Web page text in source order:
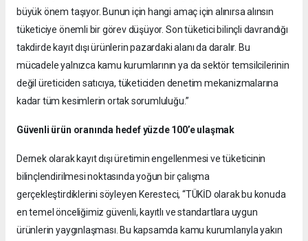
büyük önem taşıyor. Bunun için hangi amaç için alınırsa alınsın
tüketiciye önemli bir görev düşüyor. Son tüketici bilinçli davrandığı
takdirde kayıt dışı ürünlerin pazardaki alanı da daralır. Bu
mücadele yalnızca kamu kurumlarının ya da sektör temsilcilerinin
değil üreticiden satıcıya, tüketiciden denetim mekanizmalarına
kadar tüm kesimlerin ortak sorumluluğu.”
Güvenli ürün oranında hedef yüzde 100’e ulaşmak
Dernek olarak kayıt dışı üretimin engellenmesi ve tüketicinin
bilinçlendirilmesi noktasında yoğun bir çalışma
gerçekleştirdiklerini söyleyen Keresteci, “TÜKİD olarak bu konuda
en temel önceliğimiz güvenli, kayıtlı ve standartlara uygun
ürünlerin yaygınlaşması. Bu kapsamda kamu kurumlarıyla yakın